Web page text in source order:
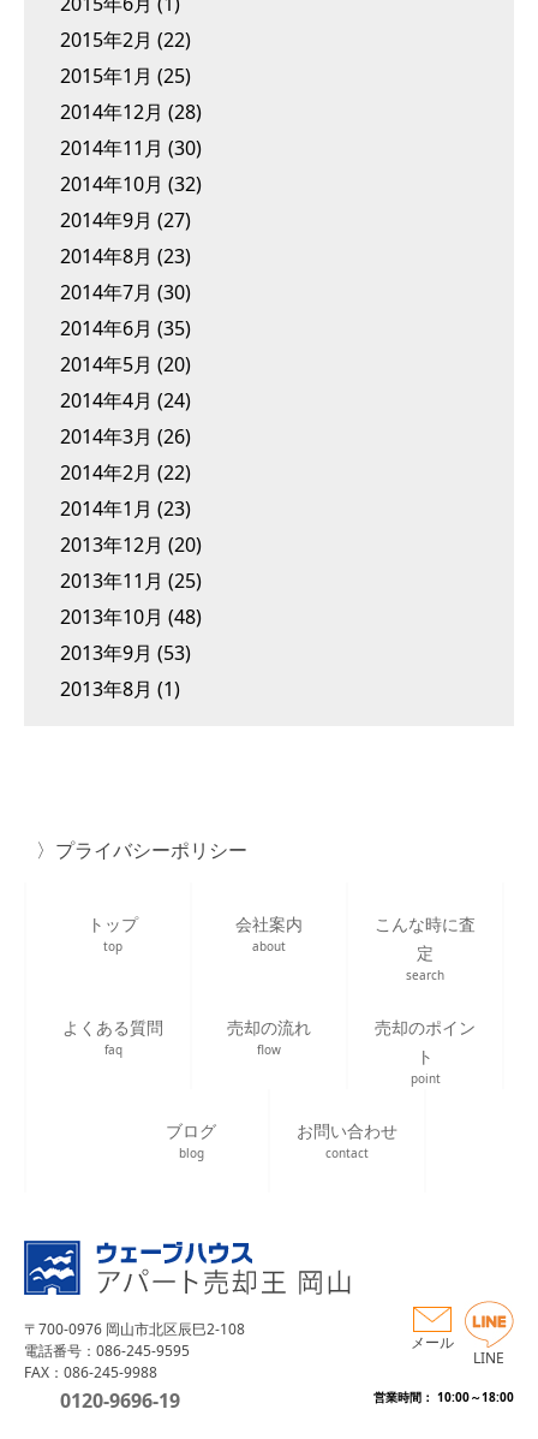
2015年2月 (22)
2015年1月 (25)
2014年12月 (28)
2014年11月 (30)
2014年10月 (32)
2014年9月 (27)
2014年8月 (23)
2014年7月 (30)
2014年6月 (35)
2014年5月 (20)
2014年4月 (24)
2014年3月 (26)
2014年2月 (22)
2014年1月 (23)
2013年12月 (20)
2013年11月 (25)
2013年10月 (48)
2013年9月 (53)
2013年8月 (1)
プライバシーポリシー
トップ
top
会社案内
about
こんな時に査
定
search
よくある質問
faq
売却の流れ
flow
売却のポイン
ト
point
ブログ
blog
お問い合わせ
contact
〒700-0976 岡山市北区辰巳2-108
電話番号：086-245-9595
FAX：086-245-9988
0120-9696-19 営業時間： 10:00～18:00
メール
LINE